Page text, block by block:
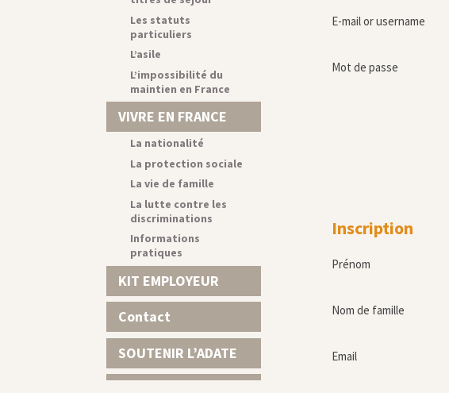
E-mail or username
Mot de passe
Inscription
Prénom
Nom de famille
Email
Les statuts
particuliers
L’asile
L’impossibilité du
maintien en France
VIVRE EN FRANCE
La nationalité
La protection sociale
La vie de famille
La lutte contre les
discriminations
Informations
pratiques
KIT EMPLOYEUR
Contact
SOUTENIR L’ADATE